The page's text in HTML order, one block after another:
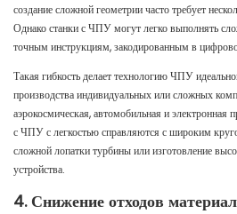
создание сложной геометрии часто требует
Однако станки с ЧПУ могут легко выполнять
точным инструкциям, закодированным в
Такая гибкость делает технологию ЧПУ
производства индивидуальных или сложных
аэрокосмическая, автомобильная и электронная
с ЧПУ с легкостью справляются с широким
сложной лопатки турбины или изготовление
устройства.
4. Снижение отходов